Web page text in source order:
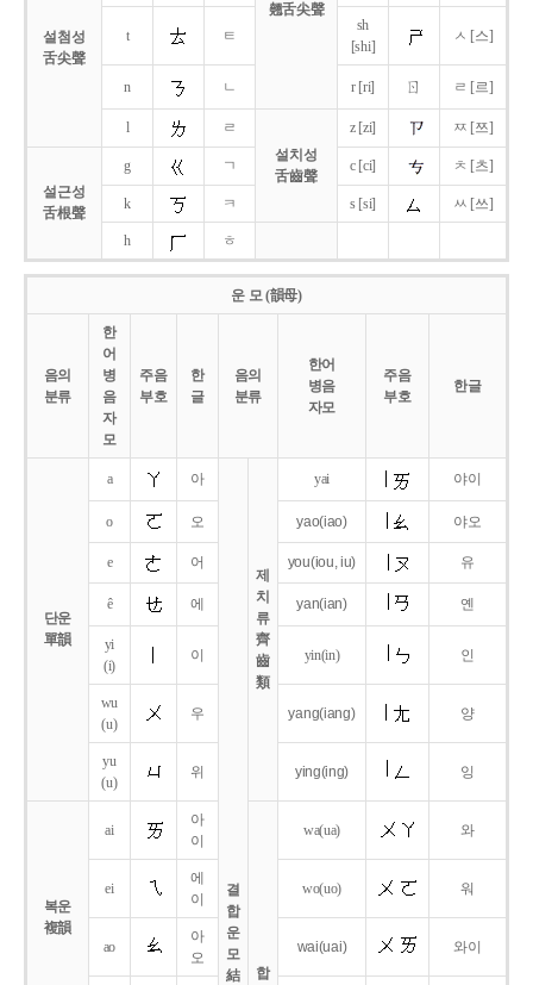
翹舌尖聲
설첨성
舌尖聲
t ㅌ
sh
[shi]
ㅅ [스]
n ㄴ r [ri] ㄖ ㄹ [르]
l
ㄹ
설치성
舌齒聲
z [zi] ㅉ [쯔]
설근성
舌根聲
g ㄱ c [ci] ㅊ [츠]
k ㅋ s [si] ㅆ [쓰]
h ㅎ
운 모 (韻母)
음의
분류
한
어
병
음
자
모
주음
부호
한
글
음의
분류
한어
병음
자모
주음
부호
한글
단운
單韻
a 아
결
합
운
모
結
제
치
류
齊
齒
類
yai 야이
o 오 yao(iao) 야오
e 어 you(iou,iu) 유
ê 에 yan(ian) 옌
yi
(i)
이 yin(in) 인
wu
(u)
우 yang(iang) 양
yu
(u)
위 ying(ing) 잉
복운
複韻
ai
아
이
합
wa(ua) 와
ei
에
이
wo(uo) 워
ao
아
오
wai(uai) 와이